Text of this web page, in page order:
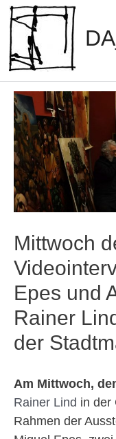
Zum
Inhalt
springen
Mittwoch
Epes und
Rainer
der
Am Mittwoch,
Rainer Lind in der
Rahmen der